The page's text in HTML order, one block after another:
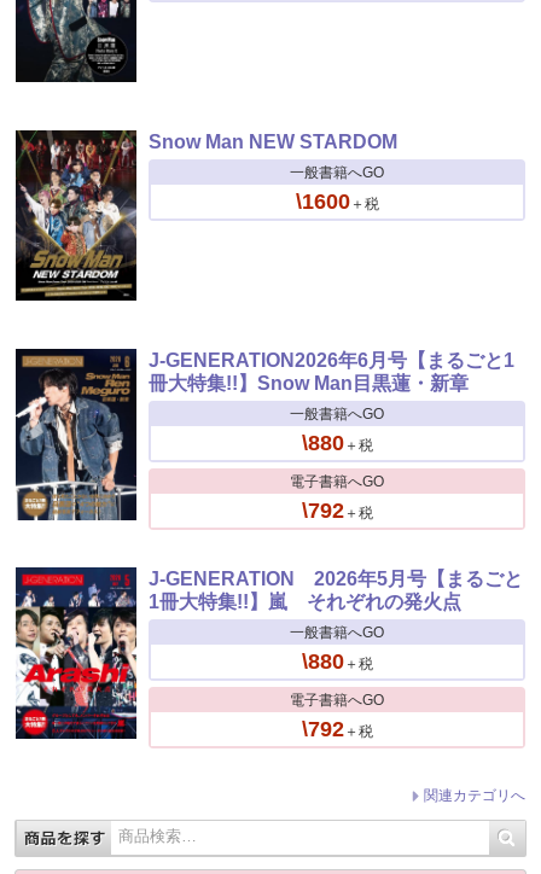
Snow Man NEW STARDOM
一般書籍へGO
\1600＋税
J-GENERATION2026年6月号【まるごと1
冊大特集!!】Snow Man目黒蓮・新章
一般書籍へGO
\880＋税
電子書籍へGO
\792＋税
J-GENERATION 2026年5月号【まるごと
1冊大特集!!】嵐 それぞれの発火点
一般書籍へGO
\880＋税
電子書籍へGO
\792＋税
関連カテゴリへ